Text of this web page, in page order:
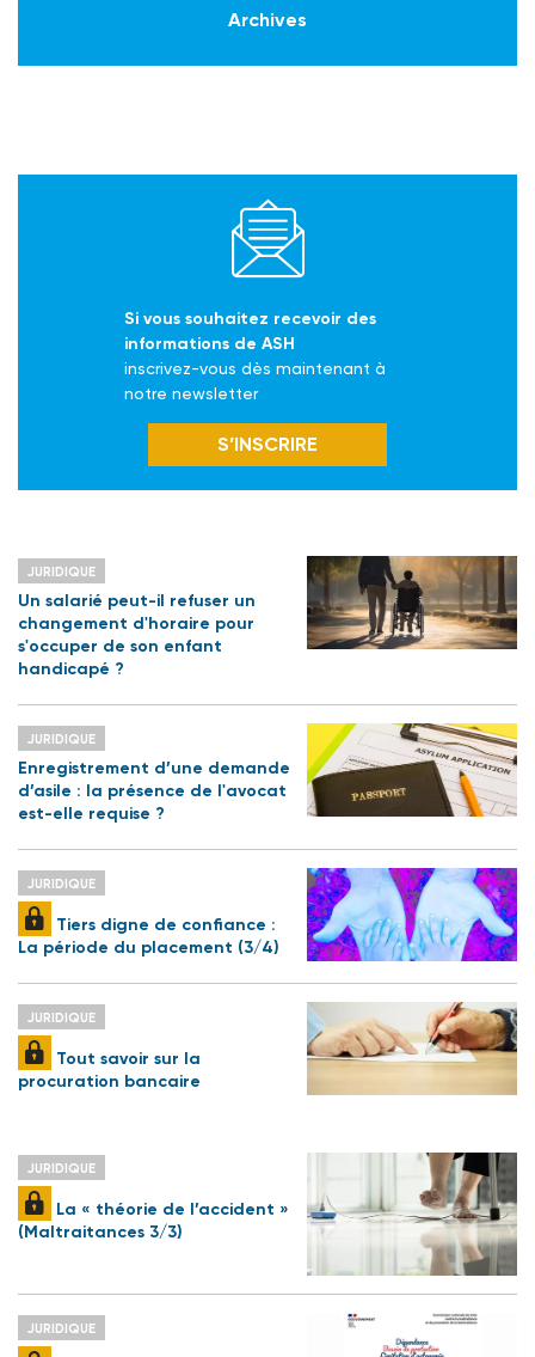
Archives
Si vous souhaitez recevoir des
informations de ASH
inscrivez-vous dès maintenant à
notre newsletter
S’INSCRIRE
JURIDIQUE
Un salarié peut-il refuser un
changement d'horaire pour
s'occuper de son enfant
handicapé ?
JURIDIQUE
Enregistrement d’une demande
d’asile : la présence de l'avocat
est-elle requise ?
JURIDIQUE
Tiers digne de confiance :
La période du placement (3/4)
JURIDIQUE
Tout savoir sur la
procuration bancaire
JURIDIQUE
La « théorie de l’accident »
(Maltraitances 3/3)
JURIDIQUE